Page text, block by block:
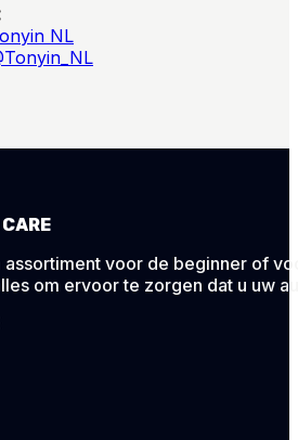
NL
voor de beginner of
om ervoor te zorgen dat u uw